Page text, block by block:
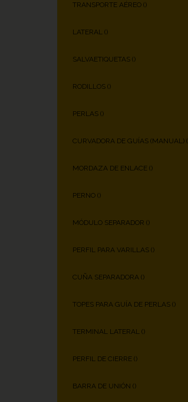
TRANSPORTE AÉREO ()
LATERAL ()
SALVAETIQUETAS ()
RODILLOS ()
PERLAS ()
CURVADORA DE GUÍAS (MANUAL) (
MORDAZA DE ENLACE ()
PERNO ()
MÓDULO SEPARADOR ()
PERFIL PARA VARILLAS ()
CUÑA SEPARADORA ()
TOPES PARA GUÍA DE PERLAS ()
TERMINAL LATERAL ()
PERFIL DE CIERRE ()
BARRA DE UNIÓN ()